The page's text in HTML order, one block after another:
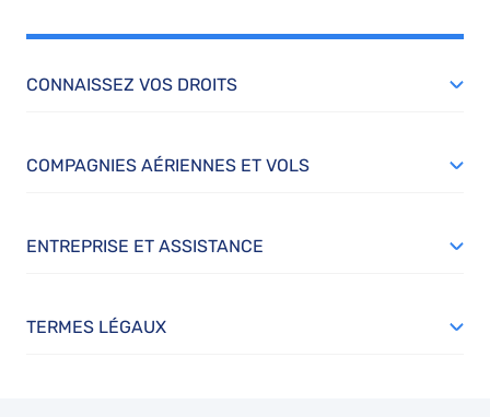
CONNAISSEZ VOS DROITS
COMPAGNIES AÉRIENNES ET VOLS
ENTREPRISE ET ASSISTANCE
TERMES LÉGAUX